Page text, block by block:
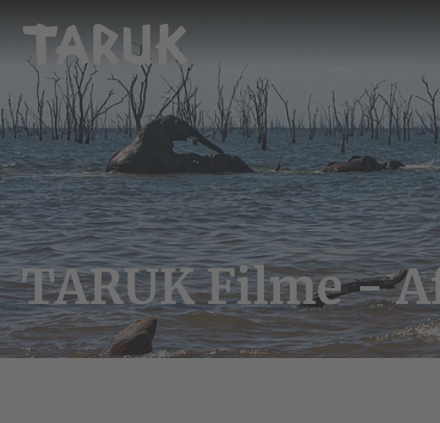
TARUK Filme -